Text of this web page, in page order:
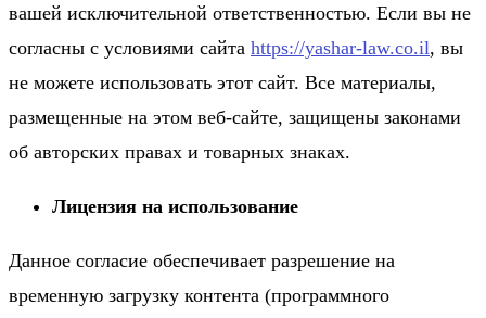
вашей исключительной ответственностью. Если вы не
согласны с условиями сайта https://yashar-law.co.il, вы
не можете использовать этот сайт. Все материалы,
размещенные на этом веб-сайте, защищены законами
об авторских правах и товарных знаках.
Лицензия на использование
Данное согласие обеспечивает разрешение на
временную загрузку контента (программного